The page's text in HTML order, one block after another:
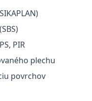
PIR
plechu
povrchov